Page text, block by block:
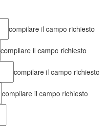
compilare il campo richiesto
compilare il campo richiesto
compilare il campo richiesto
compilare il campo richiesto